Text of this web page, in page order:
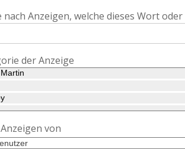
nach Anzeigen, welche dieses Wort
der Anzeige
von